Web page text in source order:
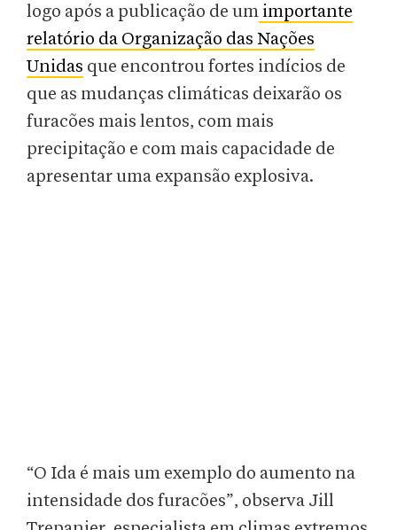
logo após a publicação de um importante
relatório da Organização das Nações
Unidas que encontrou fortes indícios de
que as mudanças climáticas deixarão os
furacões mais lentos, com mais
precipitação e com mais capacidade de
apresentar uma expansão explosiva.
“O Ida é mais um exemplo do aumento na
intensidade dos furacões”, observa Jill